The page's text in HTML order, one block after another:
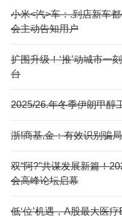
小米<汽>车：.到店新车
会主动告知用户
扩围升级！‘推’动城市一
台
2025/26.年冬季伊朗甲醇
浙!商基,金：有效识别骗
双“阿?”共谋发展新篇！
会高峰论坛启幕
低‘位’机遇，A股最大医